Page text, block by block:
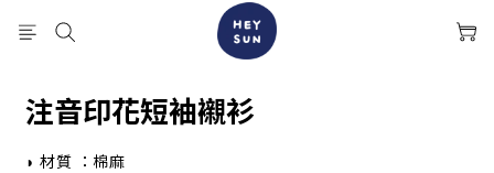
注音印花短袖襯衫
◗ 材質 ：棉麻